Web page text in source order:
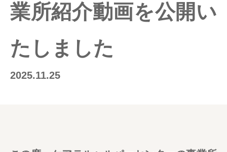
業所紹介動画を公開い
たしました
2025.11.25